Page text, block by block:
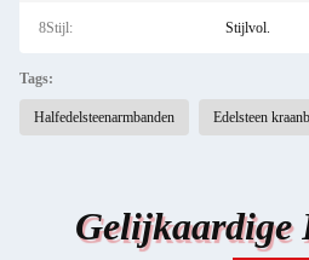
8Stijl: Stijlvol.
Tags:
Halfedelsteenarmbanden Edelsteen
Gelijkaardige